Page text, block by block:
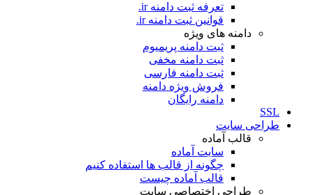
تعرفه ثبت دامنه ir.
قوانین ثبت دامنه ir.
دامنه های ویژه
ثبت دامنه پریمیوم
ثبت دامنه مخفی
ثبت دامنه فارسی
فروش ویژه دامنه
دامنه رایگان
SSL
طراحی سايت
قالب آماده
سایت آماده
چگونه از قالب ها استفاده کنیم
قالب آماده چیست
طراحی اختصاصی سایت